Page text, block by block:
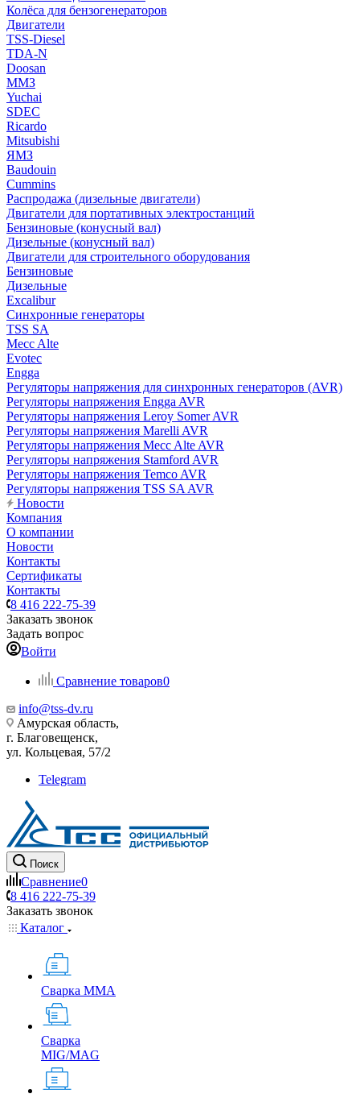
Колёса для бензогенераторов
Двигатели
TSS-Diesel
TDA-N
Doosan
ММЗ
Yuchai
SDEC
Ricardo
Mitsubishi
ЯМЗ
Baudouin
Cummins
Распродажа (дизельные двигатели)
Двигатели для портативных электростанций
Бензиновые (конусный вал)
Дизельные (конусный вал)
Двигатели для строительного оборудования
Бензиновые
Дизельные
Excalibur
Синхронные генераторы
TSS SA
Mecc Alte
Evotec
Engga
Регуляторы напряжения для синхронных генераторов (AVR)
Регуляторы напряжения Engga AVR
Регуляторы напряжения Leroy Somer AVR
Регуляторы напряжения Marelli AVR
Регуляторы напряжения Mecc Alte AVR
Регуляторы напряжения Stamford AVR
Регуляторы напряжения Temco AVR
Регуляторы напряжения TSS SA AVR
Новости
Компания
О компании
Новости
Контакты
Сертификаты
Контакты
8 416 222-75-39
Заказать звонок
Задать вопрос
Войти
Сравнение товаров0
info@tss-dv.ru
Амурская область,
г. Благовещенск,
ул. Кольцевая, 57/2
Telegram
Поиск
Сравнение0
8 416 222-75-39
Заказать звонок
Каталог
Сварка MMA
Сварка
MIG/MAG